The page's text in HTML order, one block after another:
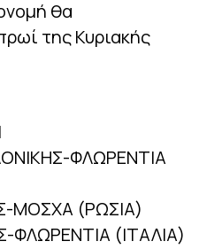
θα
της Κυριακής
ΦΛΩΡΕΝΤΙΑ
ΜΟΣΧΑ (ΡΩΣΙΑ)
ΦΛΩΡΕΝΤΙΑ (ΙΤΑΛΙΑ)